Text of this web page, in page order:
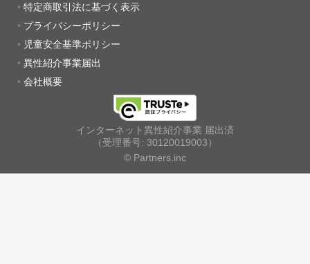
特定商取引法に基づく表示
プライバシーポリシー
児童安全基準ポリシー
異性紹介事業届出
会社概要
インターネット異性紹介事業 届出済
（受理番号: 30120019003）
© Partners.inc